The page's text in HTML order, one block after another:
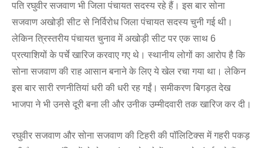
पति रघुवीर सजवाण भी जिला पंचायत सदस्य रहे हैं। इस बार सोना
सजवाण अखोड़ी सीट से निर्विरोध जिला पंचायत सदस्य चुनी गई थी।
लेकिन त्रिस्तरीय पंचायत चुनाव में अखोड़ी सीट पर एक साथ 6
प्रत्याशियों के पर्चे खारिज करवाए गए थे। स्थानीय लोगों का आरोप है कि
सोना सजवाण की राह आसान बनाने के लिए ये खेल रचा गया था। लेकिन
इस बार सारी रणनीतियां धरी की धरी रह गईं। समीकरण बिगड़त देख
भाजपा ने भी उनसे दूरी बना ली और उनीक उम्मीदवारी तक खारिज कर दी।
रघुवीर सजवाण और सोना सजवाण की टिहरी की पॉलिटिक्स में गहरी पकड़